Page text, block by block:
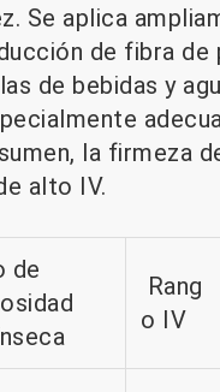
Se aplica
de fibra
de bebidas y
la firmeza
alto IV.
de
Rang
o IV